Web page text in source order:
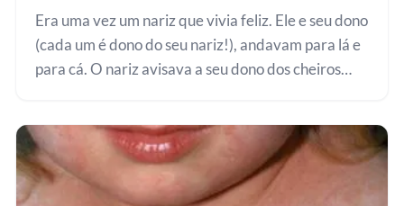
Era uma vez um nariz que vivia feliz. Ele e seu dono
(cada um é dono do seu nariz!), andavam para lá e
para cá. O nariz avisava a seu dono dos cheiros